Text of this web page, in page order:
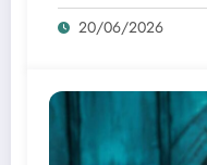
20/06/2026